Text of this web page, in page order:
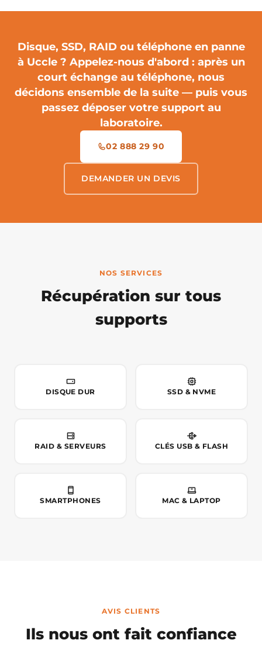
Disque, SSD, RAID ou téléphone en panne
à Uccle ? Appelez-nous d'abord: après un
court échange au téléphone, nous
décidons ensemble de la suite — puis vous
passez déposer votre support au
laboratoire.
02 888 29 90
DEMANDER UN DEVIS
NOS SERVICES
Récupération sur tous
supports
DISQUE DUR SSD & NVME
RAID & SERVEURS CLÉS USB & FLASH
SMARTPHONES MAC & LAPTOP
AVIS CLIENTS
Ils nous ont fait confiance